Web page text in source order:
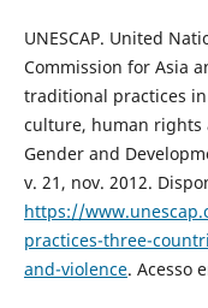
UNESCAP. United
Commission for Asia
traditional practices
culture, human rights
Gender and
v. 21, nov. 2012.
https://
practices-three-
and-violence. Acesso